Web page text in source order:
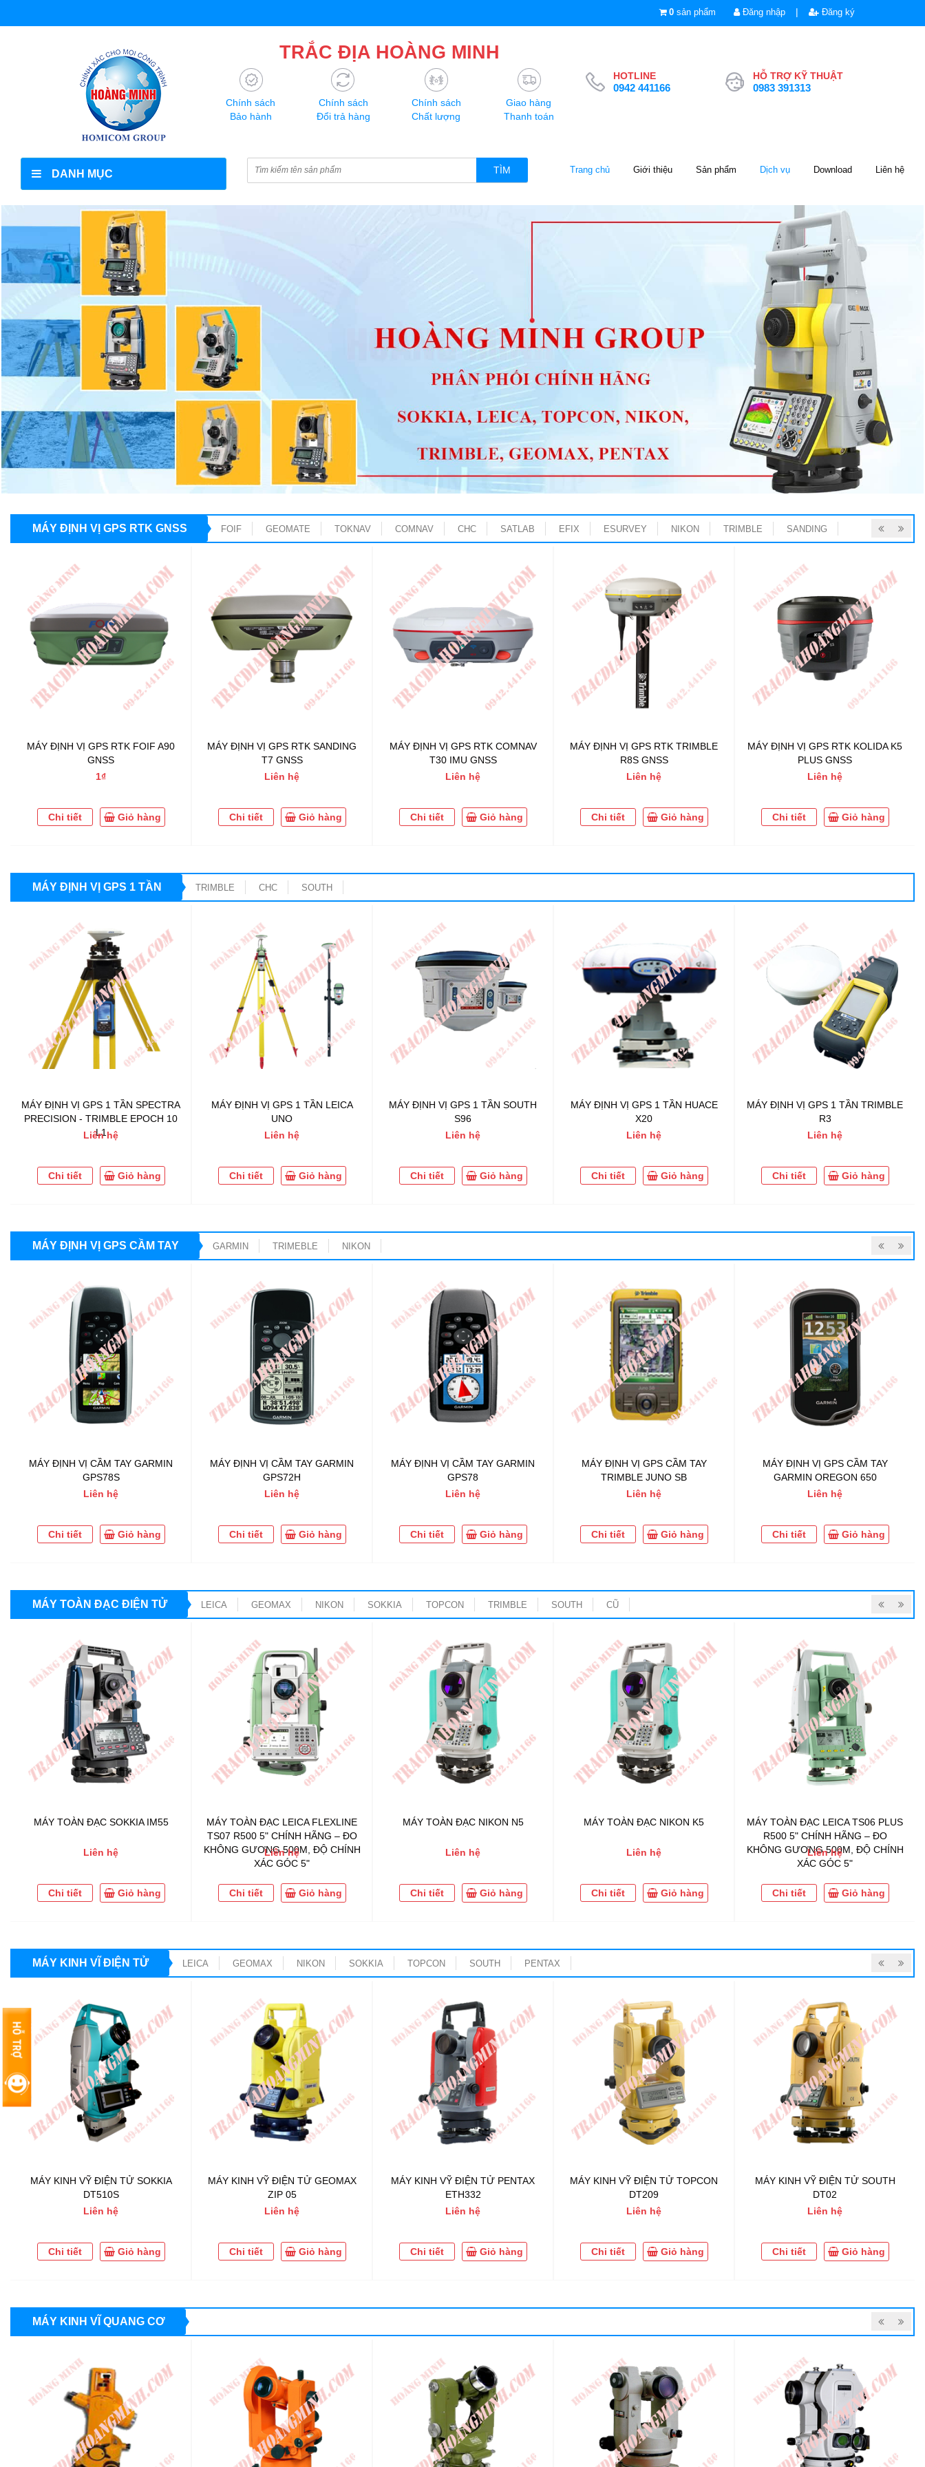
0 sản phẩm Đăng nhập | Đăng ký
TRẮC ĐỊA HOÀNG MINH
Chính sách
Bảo hành
Chính sách
Đổi trả hàng
Chính sách
Chất lượng
Giao hàng
Thanh toán
HOTLINE
0942 441166
HỖ TRỢ KỸ THUẬT
0983 391313
DANH MỤC TÌM Trang chủ Giới thiệu Sản phẩm Dịch vụ Download Liên hệ
MÁY ĐỊNH VỊ GPS RTK GNSS FOIF GEOMATE TOKNAV COMNAV CHC SATLAB EFIX ESURVEY NIKON TRIMBLE SANDING
MÁY ĐỊNH VỊ GPS RTK FOIF A90
GNSS
1₫
Chi tiết Giỏ hàng
MÁY ĐỊNH VỊ GPS RTK SANDING
T7 GNSS
Liên hệ
Chi tiết Giỏ hàng
MÁY ĐỊNH VỊ GPS RTK COMNAV
T30 IMU GNSS
Liên hệ
Chi tiết Giỏ hàng
MÁY ĐỊNH VỊ GPS RTK TRIMBLE
R8S GNSS
Liên hệ
Chi tiết Giỏ hàng
MÁY ĐỊNH VỊ GPS RTK KOLIDA K5
PLUS GNSS
Liên hệ
Chi tiết Giỏ hàng
MÁY ĐỊNH VỊ GPS 1 TẦN TRIMBLE CHC SOUTH
MÁY ĐỊNH VỊ GPS 1 TẦN SPECTRA
PRECISION - TRIMBLE EPOCH 10
L1
Liên hệ
Chi tiết Giỏ hàng
MÁY ĐỊNH VỊ GPS 1 TẦN LEICA
UNO
Liên hệ
Chi tiết Giỏ hàng
MÁY ĐỊNH VỊ GPS 1 TẦN SOUTH
S96
Liên hệ
Chi tiết Giỏ hàng
MÁY ĐỊNH VỊ GPS 1 TẦN HUACE
X20
Liên hệ
Chi tiết Giỏ hàng
MÁY ĐỊNH VỊ GPS 1 TẦN TRIMBLE
R3
Liên hệ
Chi tiết Giỏ hàng
MÁY ĐỊNH VỊ GPS CẦM TAY GARMIN TRIMEBLE NIKON
MÁY ĐỊNH VỊ CẦM TAY GARMIN
GPS78S
Liên hệ
Chi tiết Giỏ hàng
MÁY ĐỊNH VỊ CẦM TAY GARMIN
GPS72H
Liên hệ
Chi tiết Giỏ hàng
MÁY ĐỊNH VỊ CẦM TAY GARMIN
GPS78
Liên hệ
Chi tiết Giỏ hàng
MÁY ĐỊNH VỊ GPS CẦM TAY
TRIMBLE JUNO SB
Liên hệ
Chi tiết Giỏ hàng
MÁY ĐỊNH VỊ GPS CẦM TAY
GARMIN OREGON 650
Liên hệ
Chi tiết Giỏ hàng
MÁY TOÀN ĐẠC ĐIỆN TỬ LEICA GEOMAX NIKON SOKKIA TOPCON TRIMBLE SOUTH CŨ
MÁY TOÀN ĐẠC SOKKIA IM55
Liên hệ
Chi tiết Giỏ hàng
MÁY TOÀN ĐẠC LEICA FLEXLINE
TS07 R500 5" CHÍNH HÃNG – ĐO
KHÔNG GƯƠNG 500M, ĐỘ CHÍNH
XÁC GÓC 5"
Liên hệ
Chi tiết Giỏ hàng
MÁY TOÀN ĐẠC NIKON N5
Liên hệ
Chi tiết Giỏ hàng
MÁY TOÀN ĐẠC NIKON K5
Liên hệ
Chi tiết Giỏ hàng
MÁY TOÀN ĐẠC LEICA TS06 PLUS
R500 5" CHÍNH HÃNG – ĐO
KHÔNG GƯƠNG 500M, ĐỘ CHÍNH
XÁC GÓC 5"
Liên hệ
Chi tiết Giỏ hàng
MÁY KINH VĨ ĐIỆN TỬ LEICA GEOMAX NIKON SOKKIA TOPCON SOUTH PENTAX
MÁY KINH VỸ ĐIỆN TỬ SOKKIA
DT510S
Liên hệ
Chi tiết Giỏ hàng
MÁY KINH VỸ ĐIỆN TỬ GEOMAX
ZIP 05
Liên hệ
Chi tiết Giỏ hàng
MÁY KINH VỸ ĐIỆN TỬ PENTAX
ETH332
Liên hệ
Chi tiết Giỏ hàng
MÁY KINH VỸ ĐIỆN TỬ TOPCON
DT209
Liên hệ
Chi tiết Giỏ hàng
MÁY KINH VỸ ĐIỆN TỬ SOUTH
DT02
Liên hệ
Chi tiết Giỏ hàng
MÁY KINH VĨ QUANG CƠ